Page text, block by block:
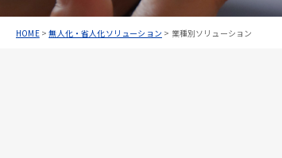
HOME>無人化・省人化ソリューション > 業種別ソリューション